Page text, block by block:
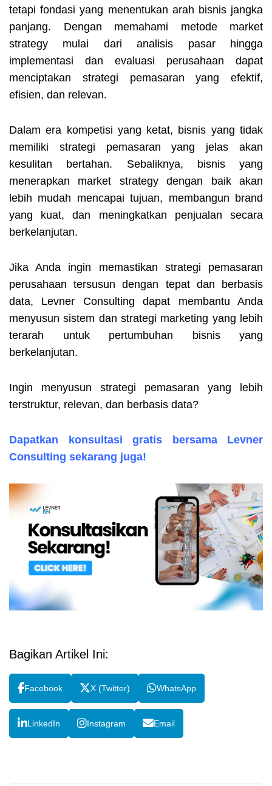
tetapi fondasi yang menentukan arah bisnis jangka
panjang. Dengan memahami metode market
strategy mulai dari analisis pasar hingga
implementasi dan evaluasi perusahaan dapat
menciptakan strategi pemasaran yang efektif,
efisien, dan relevan.
Dalam era kompetisi yang ketat, bisnis yang tidak
memiliki strategi pemasaran yang jelas akan
kesulitan bertahan. Sebaliknya, bisnis yang
menerapkan market strategy dengan baik akan
lebih mudah mencapai tujuan, membangun brand
yang kuat, dan meningkatkan penjualan secara
berkelanjutan.
Jika Anda ingin memastikan strategi pemasaran
perusahaan tersusun dengan tepat dan berbasis
data, Levner Consulting dapat membantu Anda
menyusun sistem dan strategi marketing yang lebih
terarah untuk pertumbuhan bisnis yang
berkelanjutan.
Ingin menyusun strategi pemasaran yang lebih
terstruktur, relevan, dan berbasis data?
Dapatkan konsultasi gratis bersama Levner
Consulting sekarang juga!
Bagikan Artikel Ini:
Facebook X (Twitter) WhatsApp
LinkedIn Instagram Email